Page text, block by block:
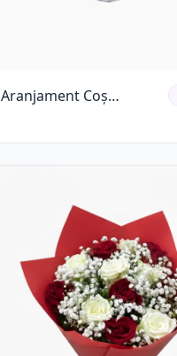
Aranjament Coș
Accent Roșu